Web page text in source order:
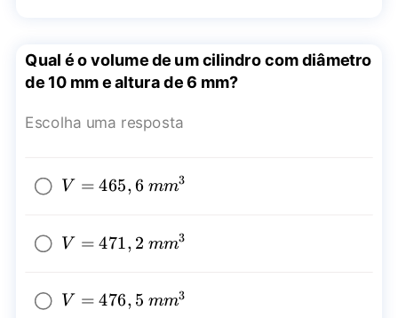
Qual é o volume de um cilindro com diâmetro
de 10 mm e altura de 6 mm?
Escolha uma resposta
V=465,6~
V = 465,6 mm3
V=471,2~
V = 471 , 2 mm3
V=476,5~
V = 476, 5 mm3